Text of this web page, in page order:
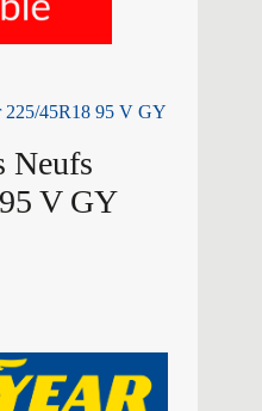
225/45R18 95 V GY
Neufs
V GY